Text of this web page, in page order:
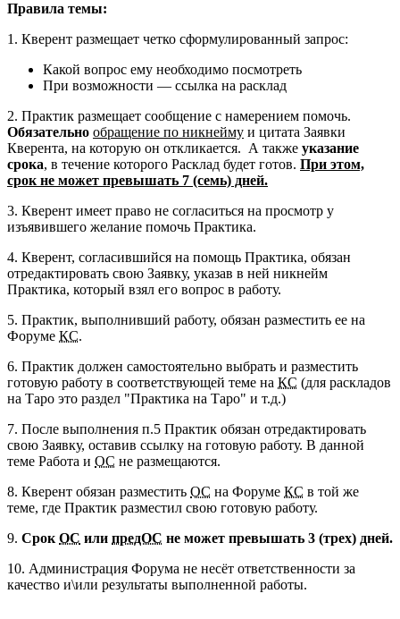
Правила темы:
1. Кверент размещает четко сформулированный запрос:
Какой вопрос ему необходимо посмотреть
При возможности — ссылка на расклад
2. Практик размещает сообщение с намерением помочь.
Обязательно обращение по никнейму и цитата Заявки
Кверента, на которую он откликается. А также указание
срока, в течение которого Расклад будет готов. При этом,
срок не может превышать 7 (семь) дней.
3. Кверент имеет право не согласиться на просмотр у
изъявившего желание помочь Практика.
4. Кверент, согласившийся на помощь Практика, обязан
отредактировать свою Заявку, указав в ней никнейм
Практика, который взял его вопрос в работу.
5. Практик, выполнивший работу, обязан разместить ее на
Форуме КС.
6. Практик должен самостоятельно выбрать и разместить
готовую работу в соответствующей теме на КС (для раскладов
на Таро это раздел "Практика на Таро" и т.д.)
7. После выполнения п.5 Практик обязан отредактировать
свою Заявку, оставив ссылку на готовую работу. В данной
теме Работа и ОС не размещаются.
8. Кверент обязан разместить ОС на Форуме КС в той же
теме, где Практик разместил свою готовую работу.
9. Срок ОС или предОС не может превышать 3 (трех) дней.
10. Администрация Форума не несёт ответственности за
качество и\или результаты выполненной работы.